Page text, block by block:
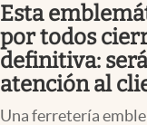
Pc y celular
Vida y estilo
Esta
por todos
definitiva:
atención al
Una ferretería